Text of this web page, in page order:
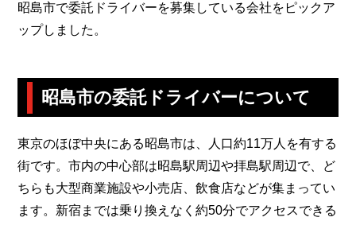
昭島市で委託ドライバーを募集している会社をピックア
ップしました。
昭島市の委託ドライバーについて
東京のほぼ中央にある昭島市は、人口約11万人を有する
街です。市内の中心部は昭島駅周辺や拝島駅周辺で、ど
ちらも大型商業施設や小売店、飲食店などが集まってい
ます。新宿までは乗り換えなく約50分でアクセスできる